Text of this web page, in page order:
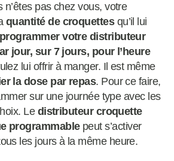
n’êtes pas chez vous, votre
quantité de croquettesqu’il lui
programmer votre distributeur
jour, sur 7 jours, pour l’heure
lui offrir à manger. Il est même
la dose par repas. Pour ce faire,
sur une journée type avec les
Le distributeur croquette
programmablepeut s’activer
les jours à la même heure.